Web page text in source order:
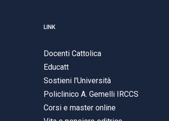
LINK
Docenti Cattolica
Educatt
Sostieni l'Università
Policlinico A. Gemelli IRCCS
Corsi e master online